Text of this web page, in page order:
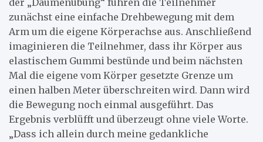
der „Daumenübung“ führen die Teilnehmer
zunächst eine einfache Drehbewegung mit dem
Arm um die eigene Körperachse aus. Anschließend
imaginieren die Teilnehmer, dass ihr Körper aus
elastischem Gummi bestünde und beim nächsten
Mal die eigene vom Körper gesetzte Grenze um
einen halben Meter überschreiten wird. Dann wird
die Bewegung noch einmal ausgeführt. Das
Ergebnis verblüfft und überzeugt ohne viele Worte.
„Dass ich allein durch meine gedankliche